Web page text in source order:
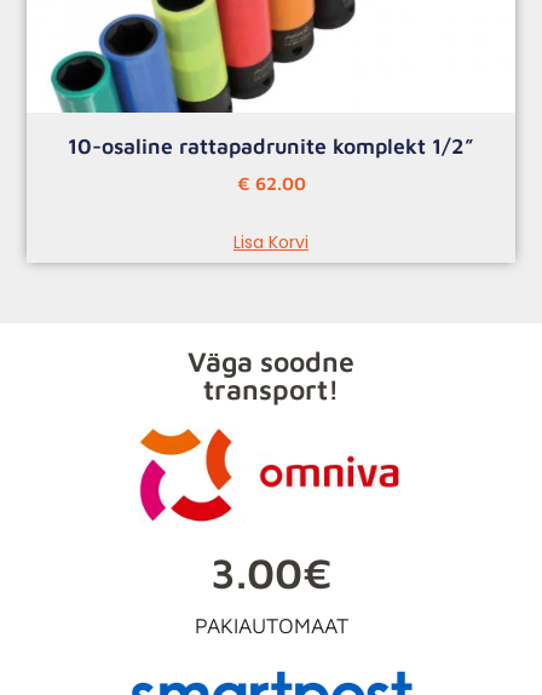
10-osaline rattapadrunite komplekt 1/2”
€ 62.00
Lisa Korvi
Väga soodne
transport!
3.00€
PAKIAUTOMAAT